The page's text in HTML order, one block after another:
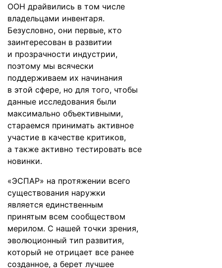
OOH драйвились в том числе
владельцами инвентаря.
Безусловно, они первые, кто
заинтересован в развитии
и прозрачности индустрии,
поэтому мы всячески
поддерживаем их начинания
в этой сфере, но для того, чтобы
данные исследования были
максимально объективными,
стараемся принимать активное
участие в качестве критиков,
а также активно тестировать все
новинки.
«ЭСПАР» на протяжении всего
существования наружки
является единственным
принятым всем сообществом
мерилом. С нашей точки зрения,
эволюционный тип развития,
который не отрицает все ранее
созданное, а берет лучшее